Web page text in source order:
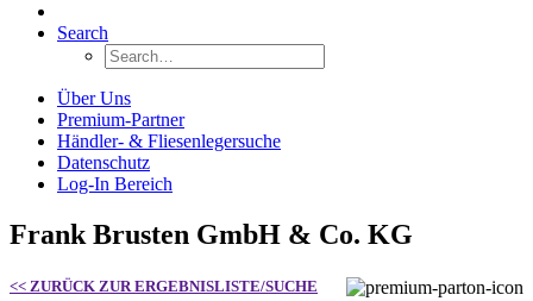
Search
Über Uns
Premium-Partner
Händler- & Fliesenlegersuche
Datenschutz
Log-In Bereich
Frank Brusten GmbH & Co. KG
<< ZURÜCK ZUR ERGEBNISLISTE/SUCHE